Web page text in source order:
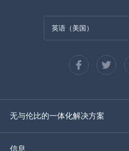
英语（美国）
西班牙语
德语
无与伦比的一体化解决方案
信息